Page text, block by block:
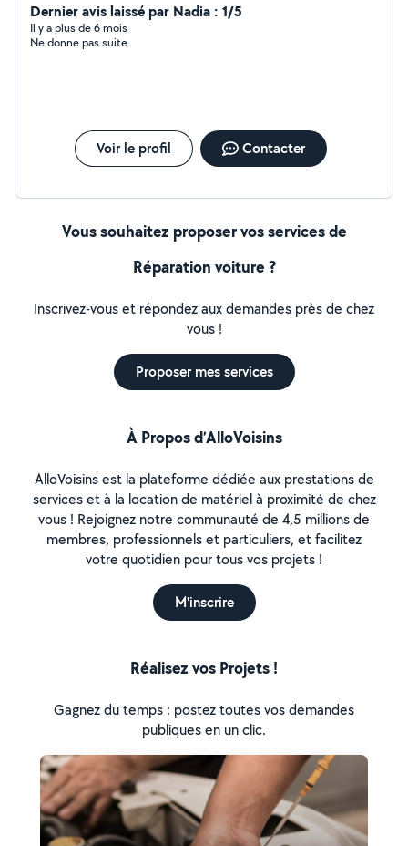
Dernier avis laissé par Nadia : 1/5
Il y a plus de 6 mois
Ne donne pas suite
Voir le profil Contacter
Vous souhaitez proposer vos services de
Réparation voiture ?
Inscrivez-vous et répondez aux demandes près de chez
vous !
Proposer mes services
À Propos d’AlloVoisins
AlloVoisins est la plateforme dédiée aux prestations de
services et à la location de matériel à proximité de chez
vous ! Rejoignez notre communauté de 4,5 millions de
membres, professionnels et particuliers, et facilitez
votre quotidien pour tous vos projets !
M'inscrire
Réalisez vos Projets !
Gagnez du temps : postez toutes vos demandes
publiques en un clic.